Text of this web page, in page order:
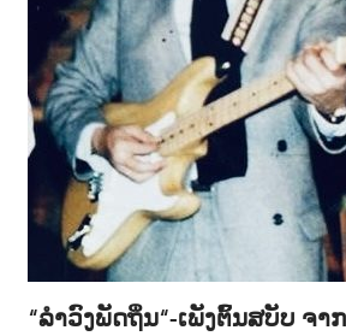
“ລຳວົງພັດຖິ່ນ“-ເພັງຕົ້ນສບັບ ຈາ